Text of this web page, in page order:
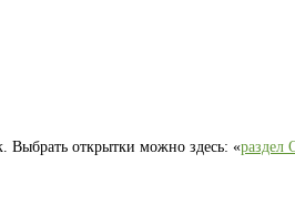
Выбрать открытки можно здесь: «